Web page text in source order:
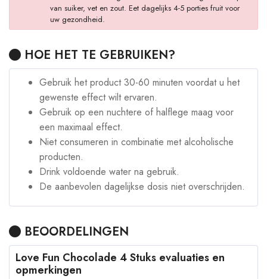
van suiker, vet en zout. Eet dagelijks 4-5 porties fruit voor
uw gezondheid.
HOE HET TE GEBRUIKEN?
Gebruik het product 30-60 minuten voordat u het
gewenste effect wilt ervaren.
Gebruik op een nuchtere of halflege maag voor
een maximaal effect.
Niet consumeren in combinatie met alcoholische
producten.
Drink voldoende water na gebruik.
De aanbevolen dagelijkse dosis niet overschrijden.
BEOORDELINGEN
Love Fun Chocolade 4 Stuks evaluaties en
opmerkingen